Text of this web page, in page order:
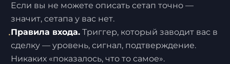
Если вы не можете описать сетап точно —
значит, сетапа у вас нет.
•Правила входа. Триггер, который заводит вас в
сделку — уровень, сигнал, подтверждение.
Никаких «показалось, что то самое».